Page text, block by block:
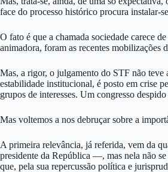
face do processo histórico procura instalar-
O fato é que a chamada sociedade carece
animadora, foram as recentes mobilizações
Mas, a rigor, o julgamento do STF não teve
estabilidade institucional, é posto em crise
grupos de interesses. Um congresso
Mas voltemos a nos debruçar sobre a
A primeira relevância, já referida, vem da
presidente da República —, mas nela não
que, pela sua repercussão política e